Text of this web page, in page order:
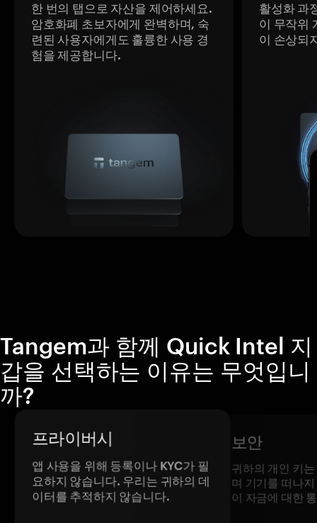
한 번의 탭으로 자산을 제어하세요.
암호화폐 초보자에게 완벽하며, 숙
련된 사용자에게도 훌륭한 사용 경
험을 제공합니다.
활성화 과
이 무작위
이 손상되
Tangem과 함께 Quick Intel 지
갑을 선택하는 이유는 무엇입니
까?
프라이버시
앱 사용을 위해 등록이나 KYC가 필
요하지 않습니다. 우리는 귀하의 데
이터를 추적하지 않습니다.
보안
귀하의 개인 키
며 기기를 떠나
이 자금에 대한